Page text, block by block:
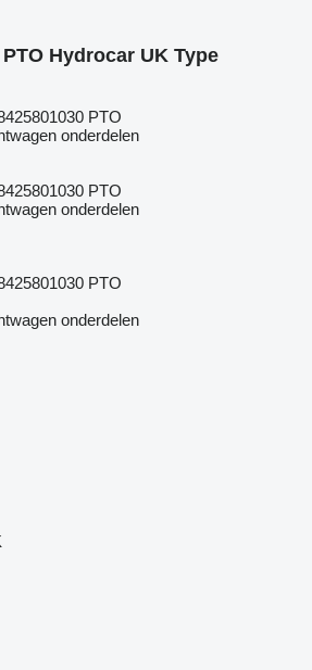
Hydrocar UK Type
PTO
onderdelen
PTO
onderdelen
PTO
onderdelen